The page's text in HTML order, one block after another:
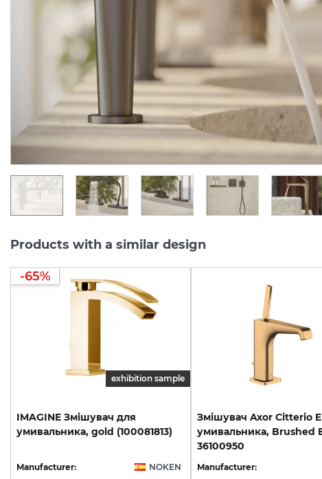
125 CoolStart для
AXOR
Series:
CITTERIO C
24 289.00
125 CoolStart для
Manufacturer:
Series:
CITTERIO C
On order
34 007.
UAH/pc.
Products with a similar design
exhibition sample
-65%
IMAGINE Змішувач для
умивальника, gold (100081813)
Manufacturer:
NOKEN
Змішувач Axor Citterio E
умивальника, Brushed
36100950
Manufacturer: